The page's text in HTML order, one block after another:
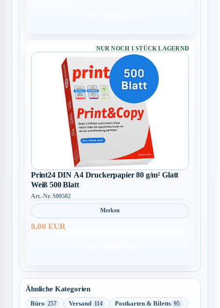
NUR NOCH 1 STÜCK LAGERND
Print24 DIN A4 Druckerpapier 80 g/m² Glatt
Weiß 500 Blatt
Art.-Nr. S00582
Merken
8,00 EUR
Ähnliche Kategorien
Büro 257 Versand 114 Postkarten & Biletts 95